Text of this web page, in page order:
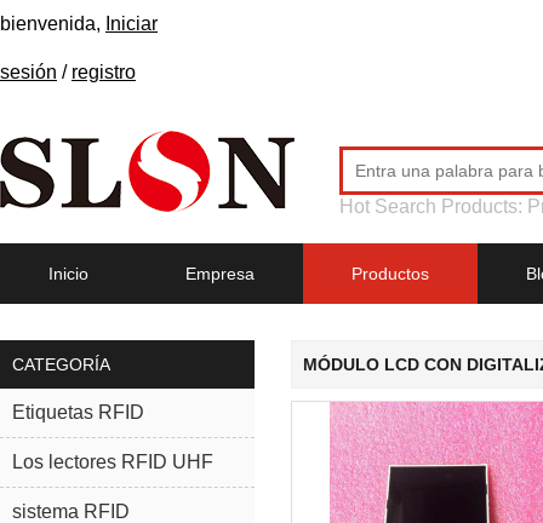
bienvenida, Iniciar
sesión / registro
Hot Search Products:
Inicio Empresa Productos
CATEGORÍA
Etiquetas RFID
Los lectores RFID UHF
sistema RFID
MÓDULO LCD CON